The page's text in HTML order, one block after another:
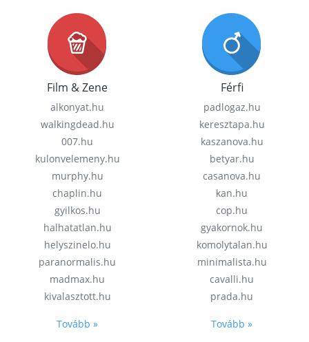
Film & Zene
alkonyat.hu
walkingdead.hu
007.hu
kulonvelemeny.hu
murphy.hu
chaplin.hu
gyilkos.hu
halhatatlan.hu
helyszinelo.hu
paranormalis.hu
madmax.hu
kivalasztott.hu
Tovább »
Férfi
padlogaz.hu
keresztapa.hu
kaszanova.hu
betyar.hu
casanova.hu
kan.hu
cop.hu
gyakornok.hu
komolytalan.hu
minimalista.hu
cavalli.hu
prada.hu
Tovább »